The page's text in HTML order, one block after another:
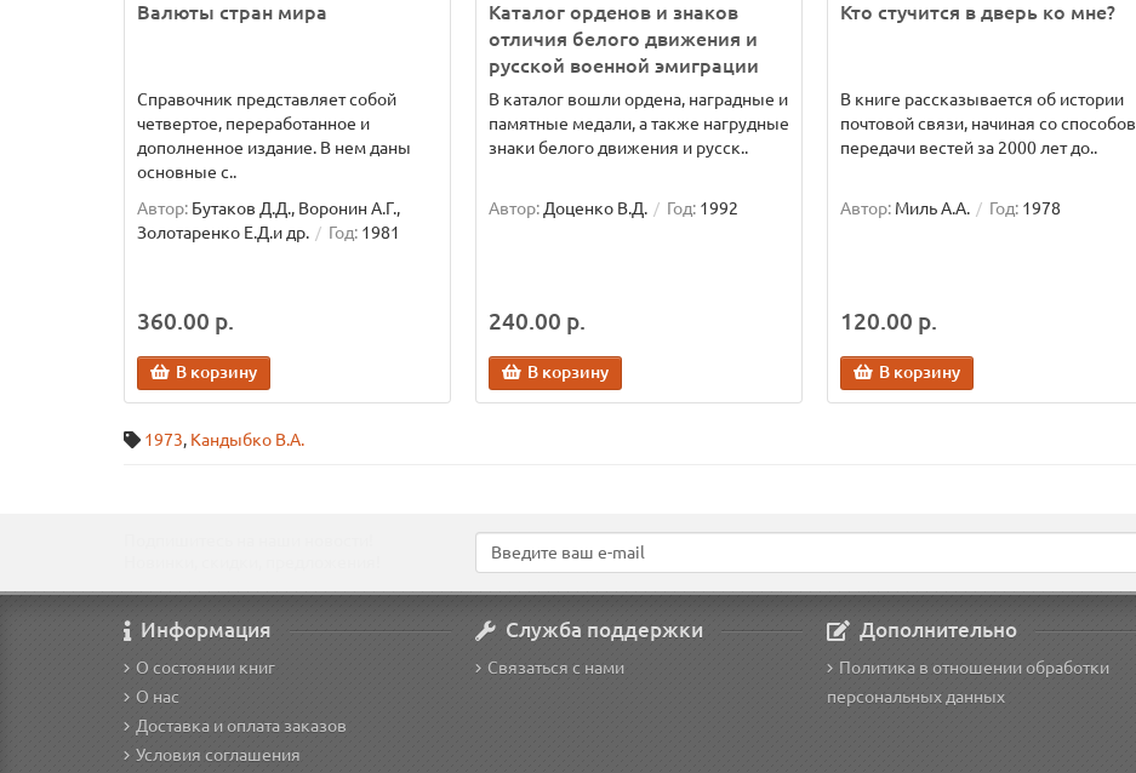
Валюты стран мира
Справочник представляет собой
четвертое, переработанное и
дополненное издание. В нем даны
основные с..
Автор: Бутаков Д.Д., Воронин А.Г.,
Золотаренко Е.Д.и др.
Год: 1981
360.00 р.
В корзину
Каталог орденов и знаков
отличия белого движения и
русской военной эмиграции
В каталог вошли ордена, наградные и
памятные медали, а также нагрудные
знаки белого движения и русск..
Автор: Доценко В.Д. Год: 1992
240.00 р.
В корзину
Кто стучится в дверь ко мне?
В книге рассказывается об истории
почтовой связи, начиная со способов
передачи вестей за 2000 лет до..
Автор: Миль А.А. Год: 1978
120.00 р.
В корзину
1973, Кандыбко В.А.
Информация
О состоянии книг
О нас
Доставка и оплата заказов
Условия соглашения
Служба поддержки
Связаться с нами
Дополнительно
Политика в отношении обработки
персональных данных